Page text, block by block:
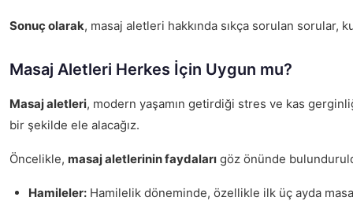
Sonuç olarak, masaj aletleri hakkında sıkça sorulan sorular,
Masaj Aletleri Herkes İçin Uygun mu?
Masaj aletleri, modern yaşamın getirdiği stres ve kas
bir şekilde ele alacağız.
Öncelikle, masaj aletlerinin faydaları göz önünde
Hamileler: Hamilelik döneminde, özellikle ilk üç ayda